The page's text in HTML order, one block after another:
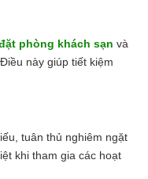
phòng khách sạn và
này giúp tiết kiệm
tuân thủ nghiêm ngặt
khi tham gia các hoạt